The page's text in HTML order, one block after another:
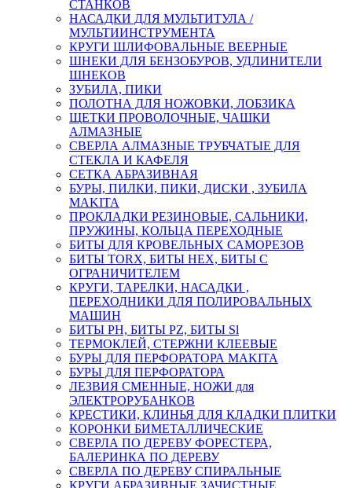
СТАНКОВ
НАСАДКИ ДЛЯ МУЛЬТИТУЛА /
МУЛЬТИИНСТРУМЕНТА
КРУГИ ШЛИФОВАЛЬНЫЕ ВЕЕРНЫЕ
ШНЕКИ ДЛЯ БЕНЗОБУРОВ, УДЛИНИТЕЛИ
ШНЕКОВ
ЗУБИЛА, ПИКИ
ПОЛОТНА ДЛЯ НОЖОВКИ, ЛОБЗИКА
ЩЕТКИ ПРОВОЛОЧНЫЕ, ЧАШКИ
АЛМАЗНЫЕ
СВЕРЛА АЛМАЗНЫЕ ТРУБЧАТЫЕ ДЛЯ
СТЕКЛА И КАФЕЛЯ
СЕТКА АБРАЗИВНАЯ
БУРЫ, ПИЛКИ, ПИКИ, ДИСКИ , ЗУБИЛА
MAKITA
ПРОКЛАДКИ РЕЗИНОВЫЕ, САЛЬНИКИ,
ПРУЖИНЫ, КОЛЬЦА ПЕРЕХОДНЫЕ
БИТЫ ДЛЯ КРОВЕЛЬНЫХ САМОРЕЗОВ
БИТЫ TORX, БИТЫ НЕХ, БИТЫ С
ОГРАНИЧИТЕЛЕМ
КРУГИ, ТАРЕЛКИ, НАСАДКИ ,
ПЕРЕХОДНИКИ ДЛЯ ПОЛИРОВАЛЬНЫХ
МАШИН
БИТЫ PH, БИТЫ PZ, БИТЫ Sl
ТЕРМОКЛЕЙ, СТЕРЖНИ КЛЕЕВЫЕ
БУРЫ ДЛЯ ПЕРФОРАТОРА MAKITA
БУРЫ ДЛЯ ПЕРФОРАТОРА
ЛЕЗВИЯ СМЕННЫЕ, НОЖИ для
ЭЛЕКТРОРУБАНКОВ
КРЕСТИКИ, КЛИНЬЯ ДЛЯ КЛАДКИ ПЛИТКИ
КОРОНКИ БИМЕТАЛЛИЧЕСКИЕ
СВЕРЛА ПО ДЕРЕВУ ФОРЕСТЕРА,
БАЛЕРИНКА ПО ДЕРЕВУ
СВЕРЛА ПО ДЕРЕВУ СПИРАЛЬНЫЕ
КРУГИ АБРАЗИВНЫЕ ЗАЧИСТНЫЕ